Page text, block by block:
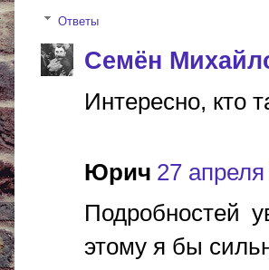
Ответы
Cемён
Интересно, кто
Юрич 27 апреля
Подробностей
этому я бы